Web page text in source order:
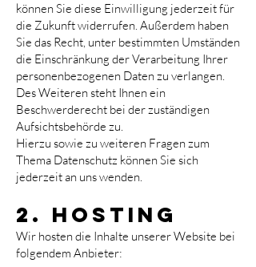
können Sie diese Einwilligung jederzeit für
die Zukunft widerrufen. Außerdem haben
Sie das Recht, unter bestimmten Umständen
die Einschränkung der Verarbeitung Ihrer
personenbezogenen Daten zu verlangen.
Des Weiteren steht Ihnen ein
Beschwerderecht bei der zuständigen
Aufsichtsbehörde zu.
Hierzu sowie zu weiteren Fragen zum
Thema Datenschutz können Sie sich
jederzeit an uns wenden.
2. Hosting
Wir hosten die Inhalte unserer Website bei
folgendem Anbieter: